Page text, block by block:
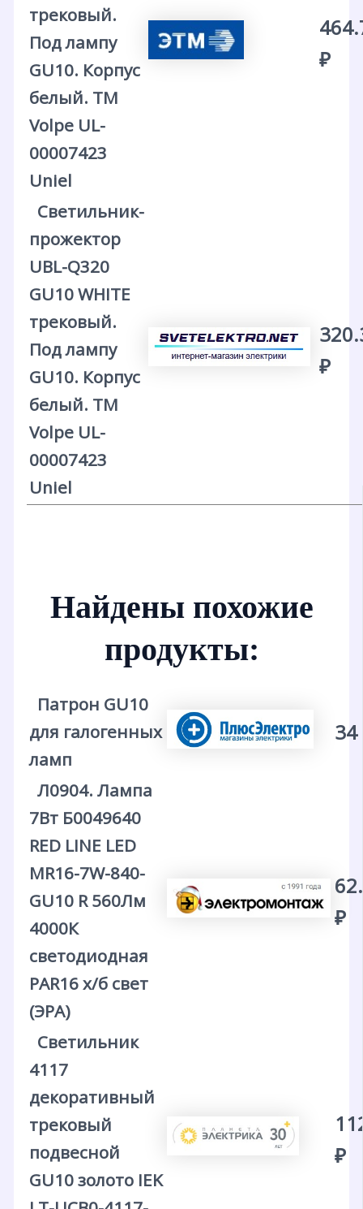
трековый.
Под лампу
GU10. Корпус
белый. ТМ
Volpe UL-
00007423
Uniel
₽
Светильник-
прожектор
UBL-Q320
GU10 WHITE
трековый.
Под лампу
GU10. Корпус
белый. ТМ
Volpe UL-
00007423
Uniel
₽
Найдены похожие
продукты:
Патрон GU10
для галогенных
ламп
34
Л0904. Лампа
7Вт Б0049640
RED LINE LED
MR16-7W-840-
GU10 R 560Лм
4000К
светодиодная
PAR16 х/б свет
(ЭРА)
₽
Светильник
4117
декоративный
трековый
подвесной
GU10 золото IEK
₽